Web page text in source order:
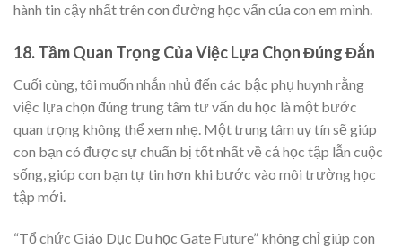
hành tin cậy nhất trên con đường học vấn của con em mình.
18. Tầm Quan Trọng Của Việc Lựa Chọn Đúng Đắn
Cuối cùng, tôi muốn nhắn nhủ đến các bậc phụ huynh rằng
việc lựa chọn đúng trung tâm tư vấn du học là một bước
quan trọng không thể xem nhẹ. Một trung tâm uy tín sẽ giúp
con bạn có được sự chuẩn bị tốt nhất về cả học tập lẫn cuộc
sống, giúp con bạn tự tin hơn khi bước vào môi trường học
tập mới.
“Tổ chức Giáo Dục Du học Gate Future” không chỉ giúp con